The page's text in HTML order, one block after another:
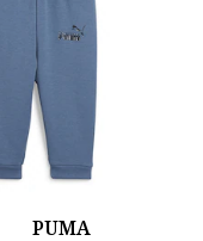
PUMA